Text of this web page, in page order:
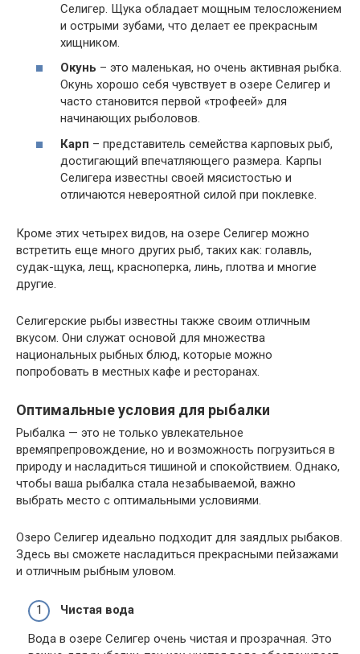
Селигер. Щука обладает мощным телосложением
и острыми зубами, что делает ее прекрасным
хищником.
Окунь – это маленькая, но очень активная рыбка.
Окунь хорошо себя чувствует в озере Селигер и
часто становится первой «трофеей» для
начинающих рыболовов.
Карп – представитель семейства карповых рыб,
достигающий впечатляющего размера. Карпы
Селигера известны своей мясистостью и
отличаются невероятной силой при поклевке.
Кроме этих четырех видов, на озере Селигер можно
встретить еще много других рыб, таких как: голавль,
судак-щука, лещ, красноперка, линь, плотва и многие
другие.
Селигерские рыбы известны также своим отличным
вкусом. Они служат основой для множества
национальных рыбных блюд, которые можно
попробовать в местных кафе и ресторанах.
Оптимальные условия для рыбалки
Рыбалка — это не только увлекательное
времяпрепровождение, но и возможность погрузиться в
природу и насладиться тишиной и спокойствием. Однако,
чтобы ваша рыбалка стала незабываемой, важно
выбрать место с оптимальными условиями.
Озеро Селигер идеально подходит для заядлых рыбаков.
Здесь вы сможете насладиться прекрасными пейзажами
и отличным рыбным уловом.
Чистая вода
Вода в озере Селигер очень чистая и прозрачная. Это